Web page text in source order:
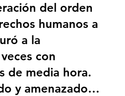
del orden
humanos a
a la
con
de media hora.
y amenazado…